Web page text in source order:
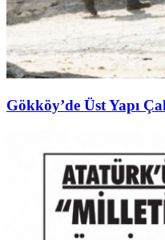
Gökköy’de Üst Yapı